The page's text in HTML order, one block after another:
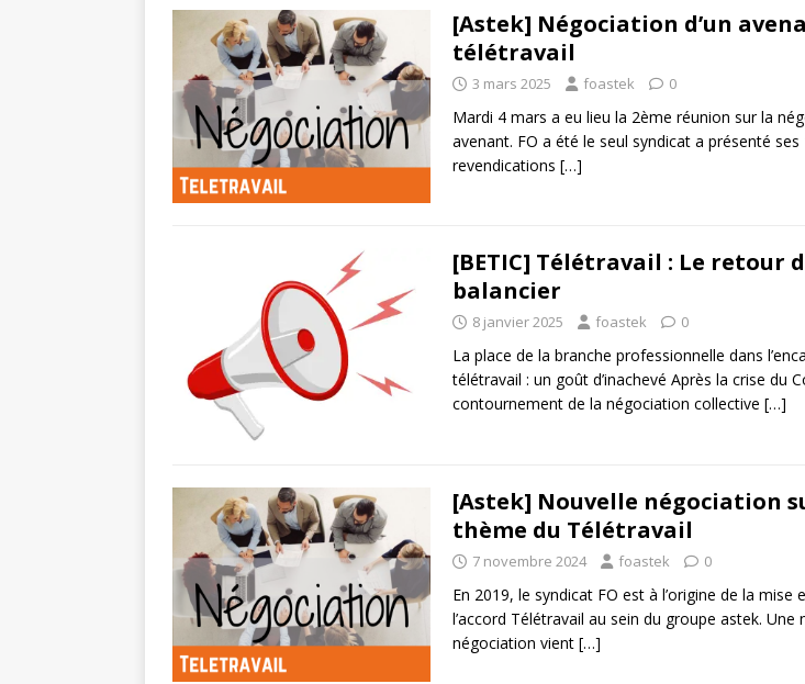
[Astek] Négociation d’un
télétravail
3 mars 2025 foastek 0
Mardi 4 mars a eu lieu la 2ème réunion sur la
avenant. FO a été le seul syndicat a présenté ses
revendications […]
[BETIC] Télétravail : Le retour
balancier
8 janvier 2025 foastek 0
La place de la branche professionnelle dans
télétravail : un goût d’inachevé Après la crise du
contournement de la négociation collective […]
[Astek] Nouvelle négociation
thème du Télétravail
7 novembre 2024 foastek 0
En 2019, le syndicat FO est à l’origine de la mise
l’accord Télétravail au sein du groupe astek. Une
négociation vient […]